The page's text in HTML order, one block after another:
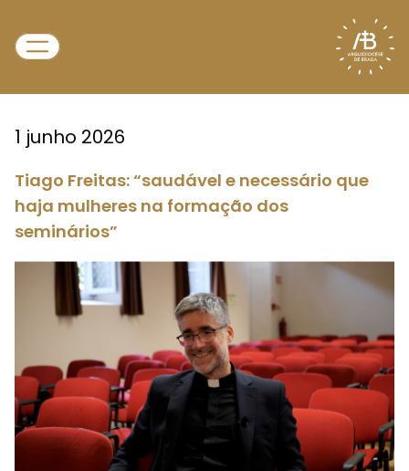
1 junho 2026
Tiago Freitas: “saudável e necessário que
haja mulheres na formação dos
seminários”